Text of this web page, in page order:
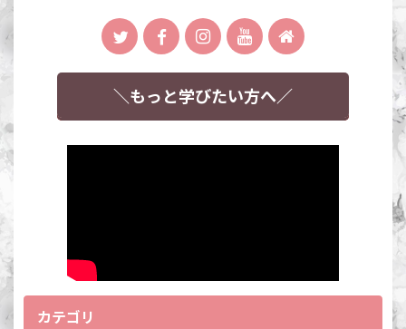
＼もっと学びたい方へ／
カテゴリ